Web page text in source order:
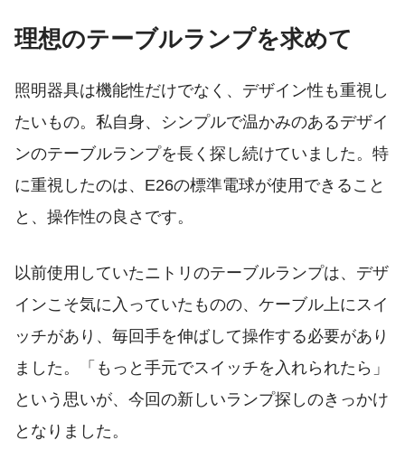
理想のテーブルランプを求めて
照明器具は機能性だけでなく、デザイン性も重視し
たいもの。私自身、シンプルで温かみのあるデザイ
ンのテーブルランプを長く探し続けていました。特
に重視したのは、E26の標準電球が使用できること
と、操作性の良さです。
以前使用していたニトリのテーブルランプは、デザ
インこそ気に入っていたものの、ケーブル上にスイ
ッチがあり、毎回手を伸ばして操作する必要があり
ました。「もっと手元でスイッチを入れられたら」
という思いが、今回の新しいランプ探しのきっかけ
となりました。